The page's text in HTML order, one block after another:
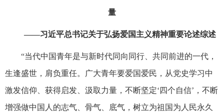
量
——习近平总书记关于弘扬爱国主义精神重要论述综述
“当代中国青年是与新时代同向同行、共同前进的一代，
生逢盛世，肩负重任。广大青年要爱国爱民，从党史学习中
激发信仰、获得启发、汲取力量，不断坚定‘四个自信’，不断
增强做中国人的志气、骨气、底气，树立为祖国为人民永久